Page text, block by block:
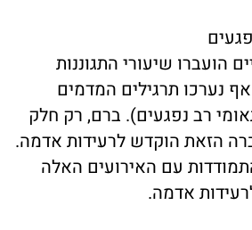
הועברו שיעורי התגוננות
נערכו תרגילים המדמים
רב נפגעים). ברם, רק חלק
הזאת הוקדש לרעידות אדמה.
עם האירועים האלה
אדמה.